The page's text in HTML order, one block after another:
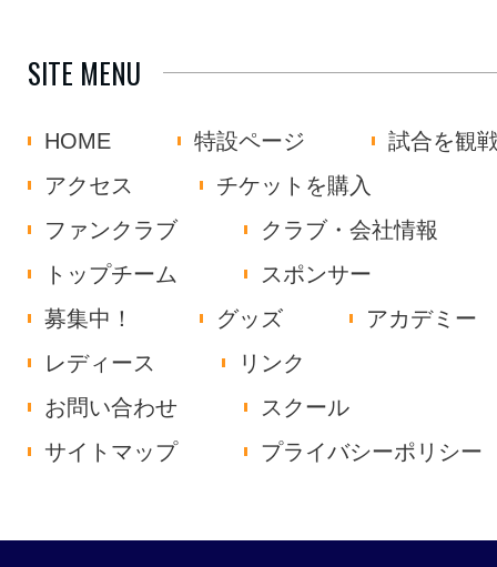
SITE MENU
HOME 特設ページ
試合を観
アクセス
チケットを購入
ファンクラブ
クラブ・会社情報
トップチーム
スポンサー
募集中！
グッズ
アカデミー
レディース
リンク
お問い合わせ
スクール
サイトマップ
プライバシーポリシー